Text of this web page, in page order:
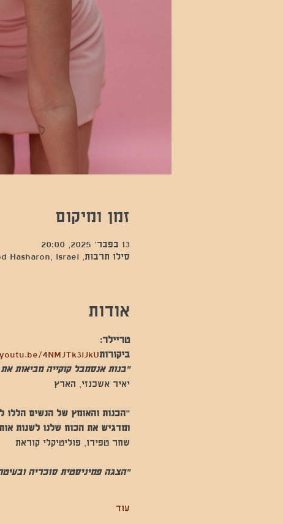
זמן ומיקום
13 בפבר׳ 2025, 20:00
סילו תרבות, Kfar Sava, Hod Hasharon, Israel
אודות
טריילר:
4NMJTk3lJkUביקורות
"בנות אנסמבל קוקייה מביאות
יאיר אשכנזי, הארץ
"הכנות והאומץ של הנשים הללו
ומדגיש את הכוח שלנו לשנות
שחר טפירו, פוליטיקלי קוראת
"הצגה פמיניסטית סוכריה
עוד